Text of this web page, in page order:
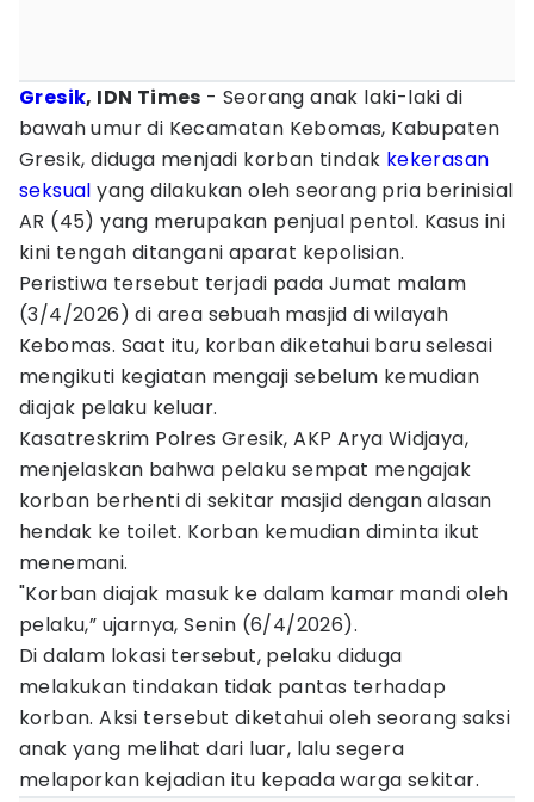
Gresik, IDN Times - Seorang anak laki-laki di
bawah umur di Kecamatan Kebomas, Kabupaten
Gresik, diduga menjadi korban tindak kekerasan
seksual yang dilakukan oleh seorang pria berinisial
AR (45) yang merupakan penjual pentol. Kasus ini
kini tengah ditangani aparat kepolisian.
Peristiwa tersebut terjadi pada Jumat malam
(3/4/2026) di area sebuah masjid di wilayah
Kebomas. Saat itu, korban diketahui baru selesai
mengikuti kegiatan mengaji sebelum kemudian
diajak pelaku keluar.
Kasatreskrim Polres Gresik, AKP Arya Widjaya,
menjelaskan bahwa pelaku sempat mengajak
korban berhenti di sekitar masjid dengan alasan
hendak ke toilet. Korban kemudian diminta ikut
menemani.
"Korban diajak masuk ke dalam kamar mandi oleh
pelaku,” ujarnya, Senin (6/4/2026).
Di dalam lokasi tersebut, pelaku diduga
melakukan tindakan tidak pantas terhadap
korban. Aksi tersebut diketahui oleh seorang saksi
anak yang melihat dari luar, lalu segera
melaporkan kejadian itu kepada warga sekitar.